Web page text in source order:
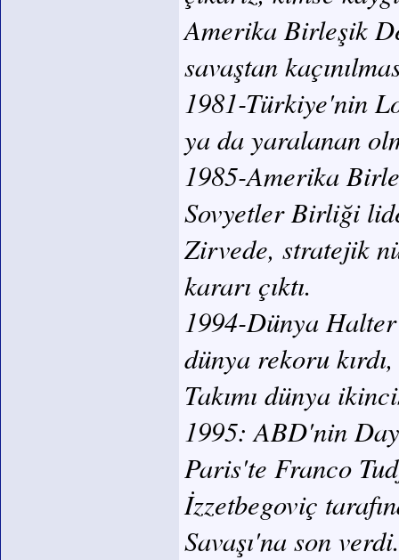
Amerika Birleşik
savaştan
1981-Türkiye'nin
ya da yaralanan
1985-Amerika
Sovyetler Birliği
Zirvede, stratejik
kararı çıktı.
1994-Dünya
dünya rekoru
Takımı dünya
1995: ABD'nin
Paris'te Franco
İzzetbegoviç
Savaşı'na son verdi.